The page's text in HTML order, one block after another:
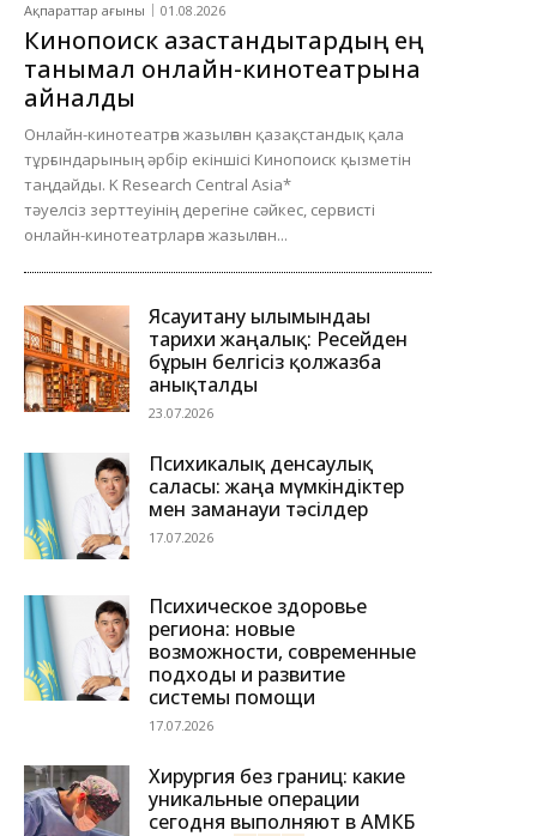
Ақпараттар ағыны 01.08.2026
Кинопоиск қазақстандықтардың ең
танымал онлайн-кинотеатрына
айналды
Онлайн-кинотеатрға жазылған қазақстандық қала
тұрғындарының әрбір екіншісі Кинопоиск қызметін
таңдайды. K Research Central Asia*
тәуелсіз зерттеуінің дерегіне сәйкес, сервисті
онлайн-кинотеатрларға жазылған...
Ясауитану ғылымындағы
тарихи жаңалық: Ресейден
бұрын белгісіз қолжазба
анықталды
23.07.2026
Психикалық денсаулық
саласы: жаңа мүмкіндіктер
мен заманауи тәсілдер
17.07.2026
Психическое здоровье
региона: новые
возможности, современные
подходы и развитие
системы помощи
17.07.2026
Хирургия без границ: какие
уникальные операции
сегодня выполняют в АМКБ